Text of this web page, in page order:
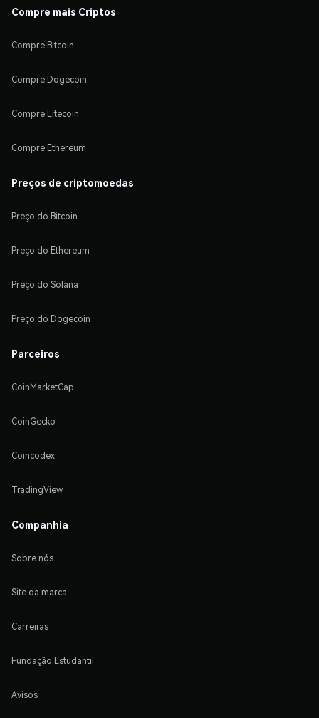
Compre mais Criptos
Compre Bitcoin
Compre Dogecoin
Compre Litecoin
Compre Ethereum
Preços de criptomoedas
Preço do Bitcoin
Preço do Ethereum
Preço do Solana
Preço do Dogecoin
Parceiros
CoinMarketCap
CoinGecko
Coincodex
TradingView
Companhia
Sobre nós
Site da marca
Carreiras
Fundação Estudantil
Avisos